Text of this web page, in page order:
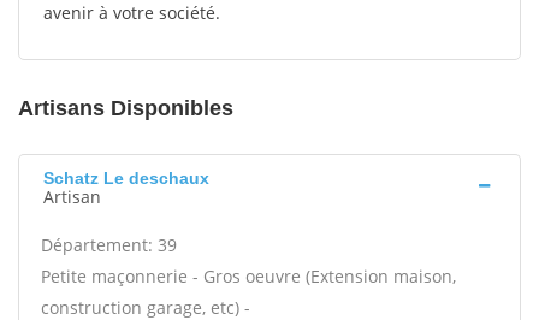
avenir à votre société.
Artisans Disponibles
Schatz Le deschaux
Artisan
Département: 39
Petite maçonnerie - Gros oeuvre (Extension maison,
construction garage, etc) -